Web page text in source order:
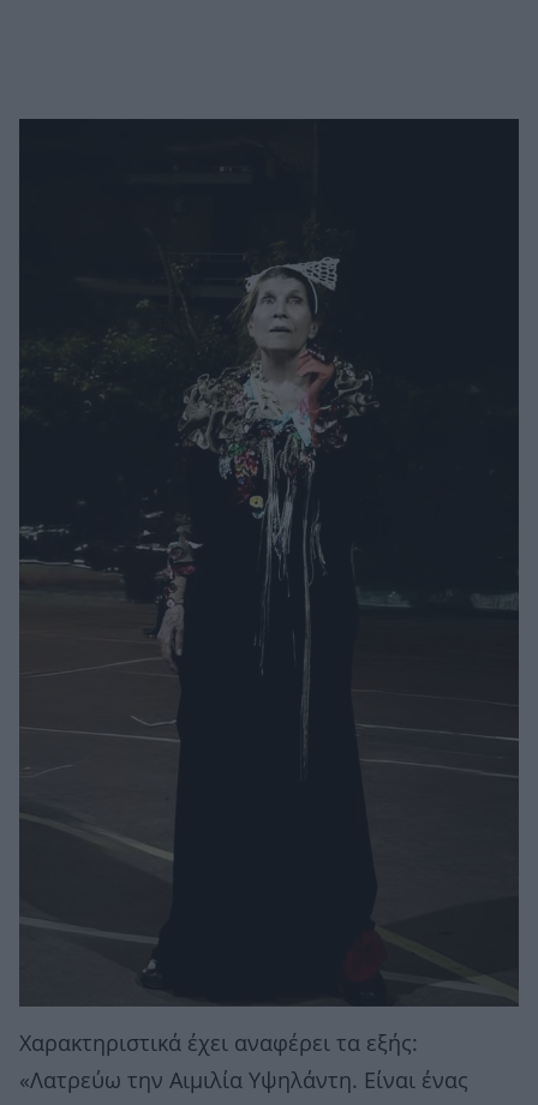
Χαρακτηριστικά έχει αναφέρει τα εξής:
«Λατρεύω την Αιμιλία Υψηλάντη. Είναι ένας